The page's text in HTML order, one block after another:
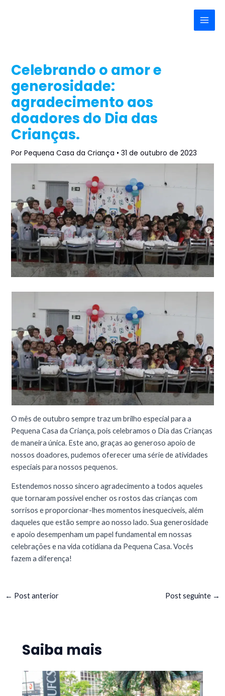
Main
Menu
Celebrando o amor e
generosidade:
agradecimento aos
doadores do Dia das
Crianças.
PorPequena Casa da Criança •31 de outubro de 2023
O mês de outubro sempre traz um brilho especial para a
Pequena Casa da Criança, pois celebramos o Dia das Crianças
de maneira única. Este ano, graças ao generoso apoio de
nossos doadores, pudemos oferecer uma série de atividades
especiais para nossos pequenos.
Estendemos nosso sincero agradecimento a todos aqueles
que tornaram possível encher os rostos das crianças com
sorrisos e proporcionar-lhes momentos inesquecíveis, além
daqueles que estão sempre ao nosso lado. Sua generosidade
e apoio desempenham um papel fundamental em nossas
celebrações e na vida cotidiana da Pequena Casa. Vocês
fazem a diferença!
← Post anterior Post seguinte →
Saiba mais